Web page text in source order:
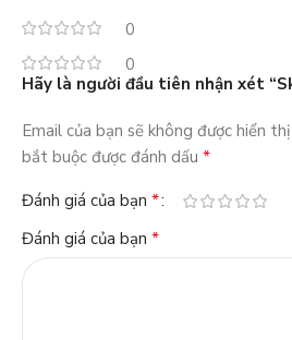
0
0
Hãy là người đầu tiên nhận xét
Email của bạn sẽ không được hiển
bắt buộc được đánh dấu *
Đánh giá của bạn *
Đánh giá của bạn *